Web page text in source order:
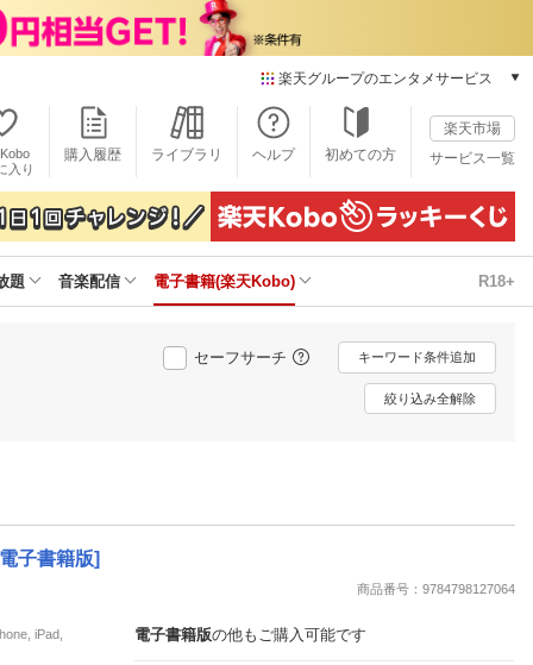
楽天グループのエンタメサービス
本/ゲーム/CD/DVD
楽天ブックス
電子書籍
楽天Kobo
雑誌読み放題
楽天ミュージック
動画配信
楽天TV
動画配信ガイド
推し楽
入り
購入履歴 ライブラリ ヘルプ 初めての方
楽天市場
サービス一覧
題 音楽配信 電子書籍(楽天Kobo) R18+
セーフサーチ キーワード条件追加
絞り込み全解除
子書籍版]
商品番号：9784798127064
iPad,
電子書籍版の他もご購入可能です